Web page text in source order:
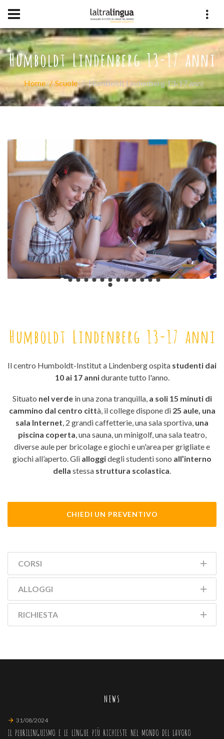
Humboldt Lindenberg 13-17 anni
Home Scuole Humboldt Lindenberg 13-17 anni
Humboldt Lindenberg 13-17 anni
Il centro Humboldt-Institut a Lindenberg ospita studenti dai
10 ai 17 annidurante tutto l'anno.
Situato nel verdein una zona tranquilla, a soli 15 minuti di
cammino dal centro città, il college dispone di 25 aule, una
sala Internet , 2 grandi caffetterie, una sala sportiva, una
piscina coperta , una sauna, un minigolf, una sala teatro,
diverse aule per bricolage e giochi e un'area per grigliate e
giochi all’aperto. Gli alloggidegli studenti sono all’interno
della stessa struttura scolastica
CHIEDI UN PREVENTIVO
CORSI
ALLOGGI
RICHIESTA
NEWS
31/08/2024
IL PLURILINGUISMO E LE LINGUE PIÙ RICHIESTE NEL MONDO DEL LAVORO